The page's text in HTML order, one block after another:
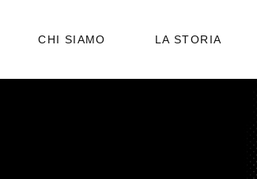
CHI SIAMO LA STORIA